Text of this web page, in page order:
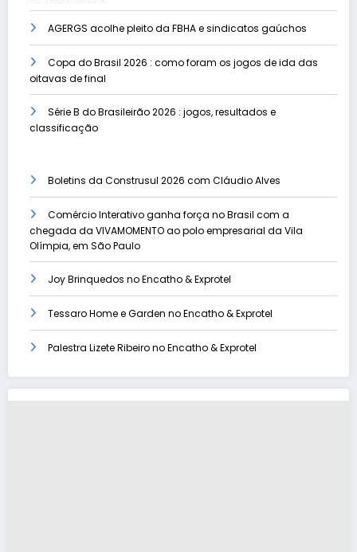
AGERGS acolhe pleito da FBHA e sindicatos gaúchos
Copa do Brasil 2026 : como foram os jogos de ida das
oitavas de final
Série B do Brasileirão 2026 : jogos, resultados e
classificação
Boletins da Construsul 2026 com Cláudio Alves
Comércio Interativo ganha força no Brasil com a
chegada da VIVAMOMENTO ao polo empresarial da Vila
Olímpia, em São Paulo
Joy Brinquedos no Encatho & Exprotel
Tessaro Home e Garden no Encatho & Exprotel
Palestra Lizete Ribeiro no Encatho & Exprotel